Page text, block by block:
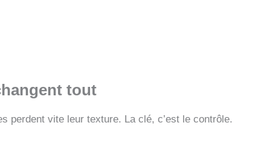
tout
perdent vite leur texture. La clé, c’est le contrôle.